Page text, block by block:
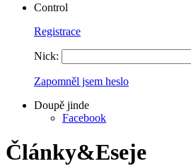
Control
Registrace
Nick:
Zapomněl jsem heslo
Doupě jinde
Facebook
Články&Eseje